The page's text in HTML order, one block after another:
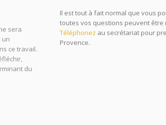
Il est tout à fait normal que vous
toutes vos questions peuvent être
Téléphonez au secrétariat pour
Provence.
sera
un
ce travail.
du